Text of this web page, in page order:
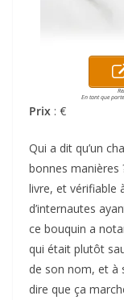
En tant que
Prix : €
Qui a dit qu’un
bonnes manières
livre, et vérifiable
d’internautes
ce bouquin a
qui était plutôt
de son nom, et à
dire que ça